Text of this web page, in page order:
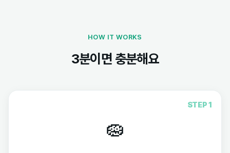
HOW IT WORKS
3분이면 충분해요
STEP 1
🧽